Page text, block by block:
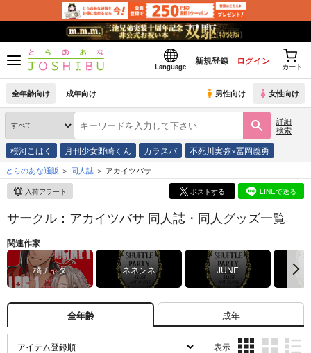
Language
新規登録 ログイン
カート
全年齢向け 成年向け 男性向け 女性向け
詳細
検索
桜河こはく 月刊少女野崎くん カラスバ 不死川実弥×冨岡義勇
とらのあな通販 同人誌 アカイツバサ
入荷アラート ポストする LINEで送る
サークル：アカイツバサ 同人誌・同人グッズ一覧
関連作家
橘チャタ ネネンネ JUNE
全年齢 成年
表示